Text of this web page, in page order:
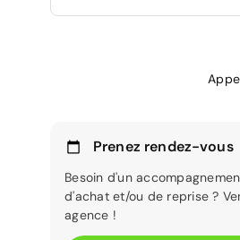
Prenez rendez-vous
Besoin d'un
d'achat et/ou de reprise ?
agence !